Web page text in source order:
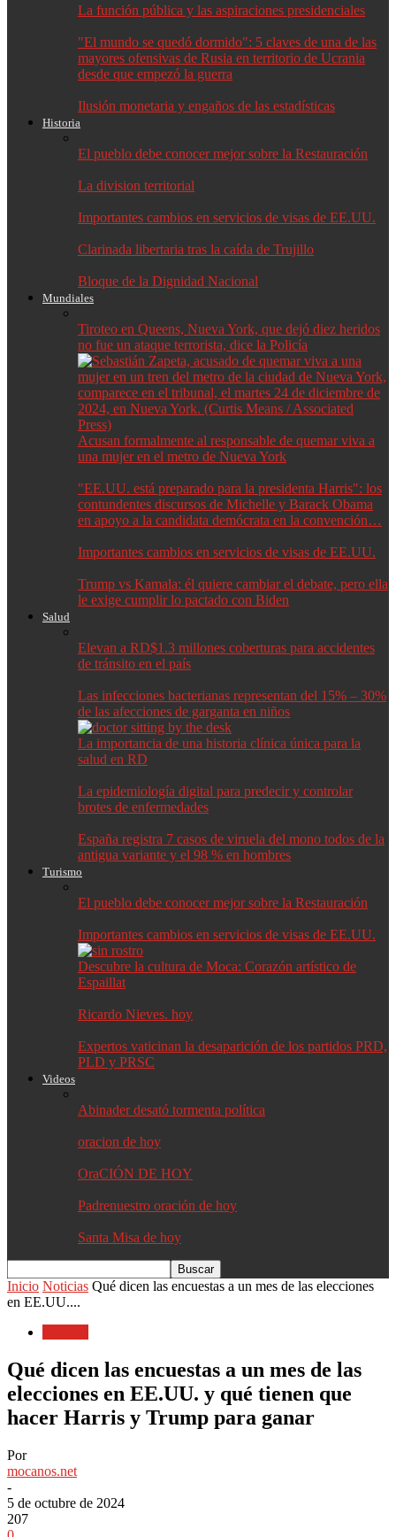
La función pública y las aspiraciones presidenciales
"El mundo se quedó dormido": 5 claves de una de las
mayores ofensivas de Rusia en territorio de Ucrania
desde que empezó la guerra
Ilusión monetaria y engaños de las estadísticas
Historia
El pueblo debe conocer mejor sobre la Restauración
La division territorial
Importantes cambios en servicios de visas de EE.UU.
Clarinada libertaria tras la caída de Trujillo
Bloque de la Dignidad Nacional
Mundiales
Tiroteo en Queens, Nueva York, que dejó diez heridos
no fue un ataque terrorista, dice la Policía
Acusan formalmente al responsable de quemar viva a
una mujer en el metro de Nueva York
"EE.UU. está preparado para la presidenta Harris": los
contundentes discursos de Michelle y Barack Obama
en apoyo a la candidata demócrata en la convención…
Importantes cambios en servicios de visas de EE.UU.
Trump vs Kamala: él quiere cambiar el debate, pero ella
le exige cumplir lo pactado con Biden
Salud
Elevan a RD$1.3 millones coberturas para accidentes
de tránsito en el país
Las infecciones bacterianas representan del 15% – 30%
de las afecciones de garganta en niños
La importancia de una historia clínica única para la
salud en RD
La epidemiología digital para predecir y controlar
brotes de enfermedades
España registra 7 casos de viruela del mono todos de la
antigua variante y el 98 % en hombres
Turismo
El pueblo debe conocer mejor sobre la Restauración
Importantes cambios en servicios de visas de EE.UU.
Descubre la cultura de Moca: Corazón artístico de
Espaillat
Ricardo Nieves. hoy
Expertos vaticinan la desaparición de los partidos PRD,
PLD y PRSC
Videos
Abinader desató tormenta política
oracion de hoy
OraCIÓN DE HOY
Padrenuestro oración de hoy
Santa Misa de hoy
Inicio Noticias Qué dicen las encuestas a un mes de las elecciones
en EE.UU....
Qué dicen las encuestas a un mes de las
elecciones en EE.UU. y qué tienen que
hacer Harris y Trump para ganar
Por
mocanos.net
-
5 de octubre de 2024
207